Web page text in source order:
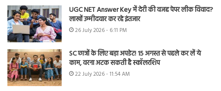
UGC NET Answer Key में देरी की वजह पेपर लीक विवाद?
लाखों उम्मीदवार कर रहे इंतजार
26 July 2026 - 6:11 PM
SC छात्रों के लिए बड़ा अपडेट! 15 अगस्त से पहले कर लें ये
काम, वरना अटक सकती है स्कॉलरशिप
22 July 2026 - 11:54 AM